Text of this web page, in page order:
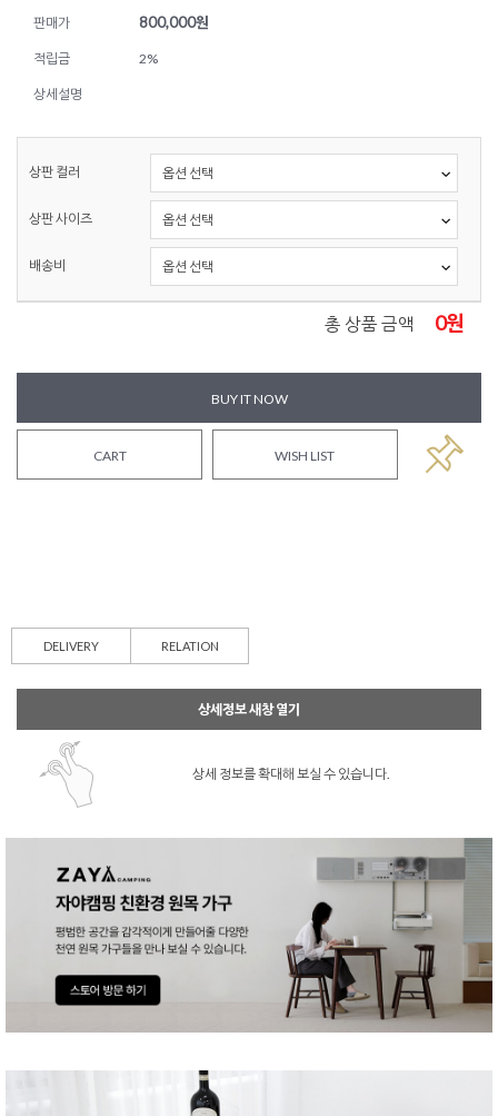
판매가 800,000원
적립금 2%
상세설명
상판 컬러
상판 사이즈
배송비
총 상품 금액 0원
BUY IT NOW
CART WISH LIST
DELIVERY RELATION
상세정보 새창 열기
상세 정보를 확대해 보실 수 있습니다.